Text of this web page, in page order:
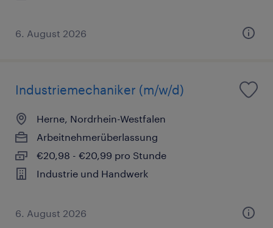
6. August 2026
Industriemechaniker (m/w/d)
Herne, Nordrhein-Westfalen
Arbeitnehmerüberlassung
€20,98 - €20,99 pro Stunde
Industrie und Handwerk
6. August 2026